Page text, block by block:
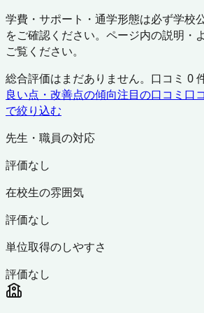
学費・サポート・通学形態は必ず学校
をご確認ください。ページ内の説明・
ご覧ください。
総合評価はまだありません。口コミ 0
良い点・改善点の傾向注目の口コミ 口
で絞り込む
先生・職員の対応
評価なし
在校生の雰囲気
評価なし
単位取得のしやすさ
評価なし